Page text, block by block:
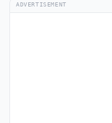
ADVERTISEMENT